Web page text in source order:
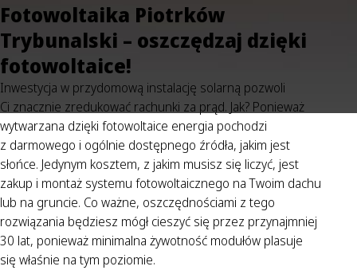
Fotowoltaika Piotrków
Trybunalski – oszczędzaj dzięki
fotowoltaice!
Inwestycja w przydomową instalację solarną pozwoli
Ci znacznie zredukować rachunki za prąd. Jak? Ponieważ
wytwarzana dzięki fotowoltaice energia pochodzi
z darmowego i ogólnie dostępnego źródła, jakim jest
słońce. Jedynym kosztem, z jakim musisz się liczyć, jest
zakup i montaż systemu fotowoltaicznego na Twoim dachu
lub na gruncie. Co ważne, oszczędnościami z tego
rozwiązania będziesz mógł cieszyć się przez przynajmniej
30 lat, ponieważ minimalna żywotność modułów plasuje
się właśnie na tym poziomie.